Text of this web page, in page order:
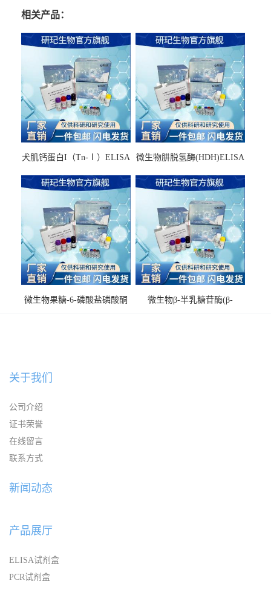
相关产品：
犬肌钙蛋白I（Tn-Ⅰ）ELISA
微生物肼脱氢酶(HDH)ELISA
微生物果糖-6-磷酸盐磷酸酮
微生物β-半乳糖苷酶(β-
关于我们
公司介绍
证书荣誉
在线留言
联系方式
新闻动态
产品展厅
ELISA试剂盒
PCR试剂盒